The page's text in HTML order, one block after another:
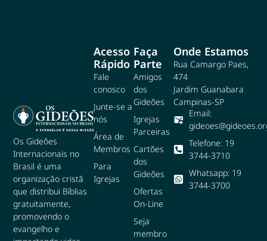
Os Gideões
Internacionais no
Brasil é uma
organização cristã
que distribui Bíblias
gratuitamente,
promovendo o
evangelho e
Faça
Parte
Amigos
dos
Gideões
Igrejas
Parceiras
Cartões
dos
Gideões
Ofertas
On-Line
Seja
membro
Acesso
Rápido
Fale
conosco
Junte-se a
nós
Área de
Membros
Para
Igrejas
Onde Estamos
Rua Camargo Paes,
474
Jardim Guanabara
Campinas-SP
Email:
Telefone: 19
3744-3710
Whatsapp: 19
3744-3700